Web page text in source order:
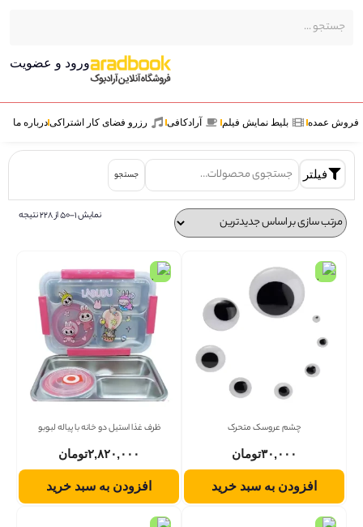
ورود و عضویت
عمده بلیط نمایش فیلم آرادکافی رزرو فضای کار اشتراکی درباره ما
فیلتر جستجو
نمایش 1–50 از 228 نتیجه
چشم عروسک متحرک
۳۰,۰۰۰تومان
افزودن به سبد خرید
ظرف غذا استیل دو خانه با پیاله لبوبو
۲,۸۲۰,۰۰۰تومان
افزودن به سبد خرید